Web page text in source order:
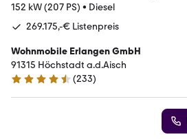
152 kW (207 PS) • Diesel
269.175,-€ Listenpreis
Wohnmobile Erlangen GmbH
91315 Höchstadt a.d.Aisch
4.6 Sterne
(233)